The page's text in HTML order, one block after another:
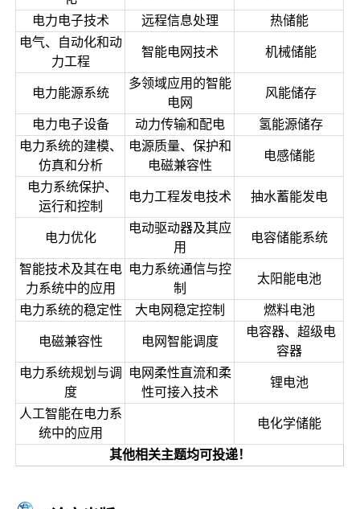
电力电子技术 远程信息处理
热储能
电气、自动化和动
力工程
智能电网技术 机械储能
电力能源系统
多领域应用的智能
电网
风能储存
电力电子设备 动力传输和配电
氢能源储存
电力系统的建模、
仿真和分析
电源质量、保护和
电磁兼容性
电感储能
电力系统保护、
运行和控制
电力工程发电技术 抽水蓄能发电
电力优化
电动驱动器及其应
用
电容储能系统
智能技术及其在电
力系统中的应用
电力系统通信与控
制
太阳能电池
电力系统的稳定性 大电网稳定控制 燃料电池
电磁兼容性 电网智能调度
电容器、超级电
容器
电力系统规划与调
度
电网柔性直流和柔
性可接入技术
锂电池
人工智能在电力系
统中的应用
电化学储能
其他相关主题均可投递！